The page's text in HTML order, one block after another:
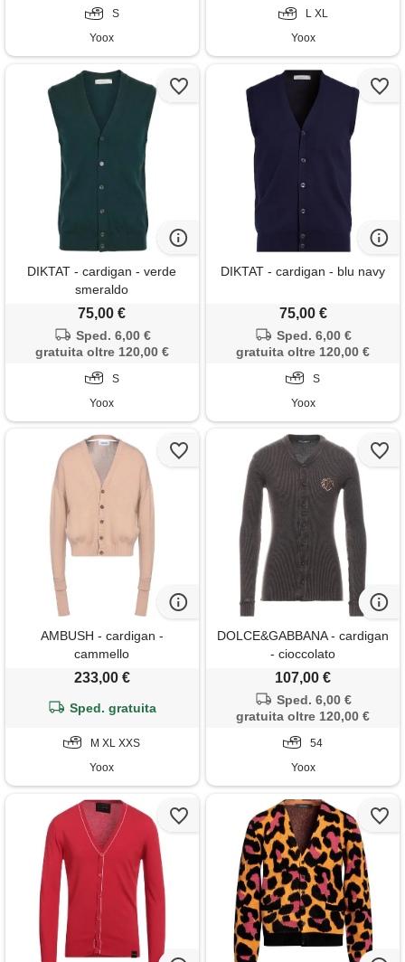
S
Yoox
L XL
Yoox
DIKTAT - cardigan - verde
smeraldo
75,00 €
Sped. 6,00 €
gratuita oltre 120,00 €
S
Yoox
DIKTAT - cardigan - blu navy
75,00 €
Sped. 6,00 €
gratuita oltre 120,00 €
S
Yoox
AMBUSH - cardigan -
cammello
233,00 €
Sped. gratuita
M XL XXS
Yoox
DOLCE&GABBANA - cardigan
- cioccolato
107,00 €
Sped. 6,00 €
gratuita oltre 120,00 €
54
Yoox